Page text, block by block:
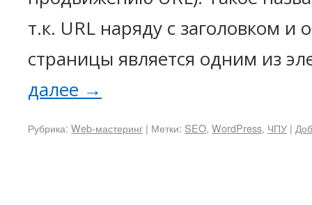
т.к. URL наряду с заголовком и
страницы является одним из
далее →
Рубрика: Web-мастеринг | Метки: SEO, WordPress, ЧПУ |